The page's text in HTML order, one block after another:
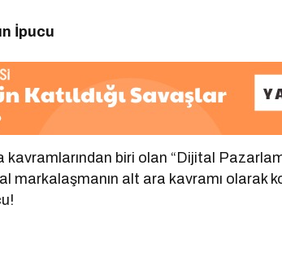
İpucu
biri olan “Dijital
markalaşmanın alt ara kavramı olarak